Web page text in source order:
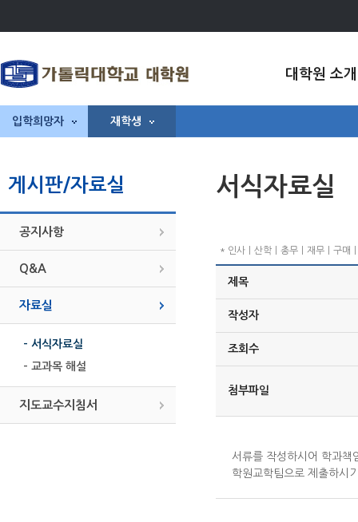
대학원 소개
입학희망자 재학생
게시판/자료실
공지사항
Q&A
자료실
- 서식자료실
- 교과목 해설
지도교수지침서
서식자료실
* 인사ㅣ산학ㅣ총무ㅣ재무ㅣ구매
제목
작성자
조회수
첨부파일
서류를 작성하시어 학과책
학원교학팀으로 제출하시